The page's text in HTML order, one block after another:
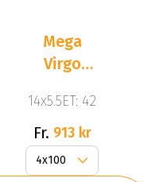
Mega
Virgo
14x5.5ET: 42
Fr. 913 kr